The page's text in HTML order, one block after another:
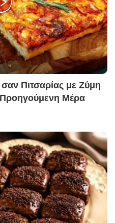
Πιτσαρίας με Ζύμη
Προηγούμενη Μέρα